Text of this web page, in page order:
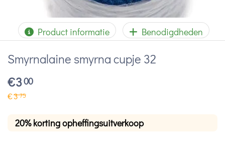
Product informatie Benodigdheden
Smyrnalaine smyrna cupje 32
€300
€375
20% korting opheffingsuitverkoop